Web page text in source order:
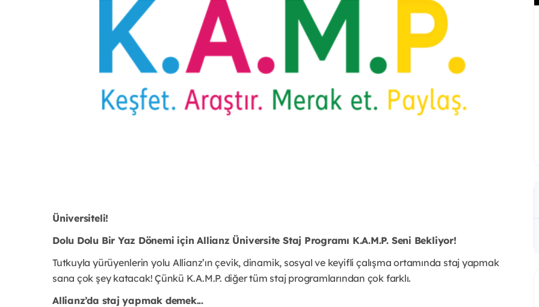
Üniversiteli!
Dolu Dolu Bir Yaz Dönemi için Allianz Üniversite Staj Programı K.A.M.P. Seni Bekliyor!
Tutkuyla yürüyenlerin yolu Allianz’ın çevik, dinamik, sosyal ve keyifli çalışma ortamında staj yapmak
sana çok şey katacak! Çünkü K.A.M.P. diğer tüm staj programlarından çok farklı.
Allianz’da staj yapmak demek...